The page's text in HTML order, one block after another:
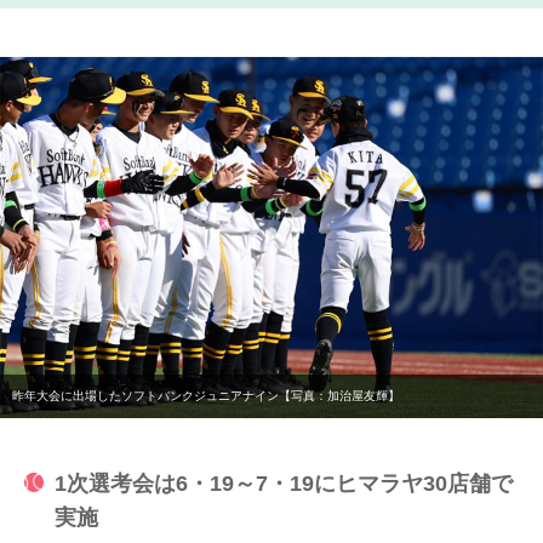
昨年大会に出場したソフトバンクジュニアナイン【写真：加治屋友輝】
1次選考会は6・19～7・19にヒマラヤ30店舗で
実施